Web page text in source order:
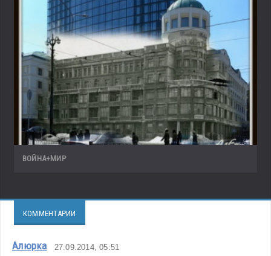
ВОЙНА+МИР
КОММЕНТАРИИ
Алюрка 27.09.2014, 05:51